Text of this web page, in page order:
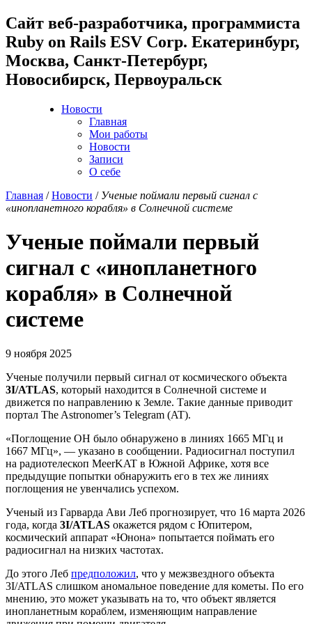
Cайт веб-разработчика, программиста
Ruby on Rails ESV Corp. Екатеринбург,
Москва, Санкт-Петербург,
Новосибирск, Первоуральск
Новости
Главная
Мои работы
Новости
Записи
О себе
Главная /Новости / Ученые поймали первый сигнал с
«инопланетного корабля» в Солнечной системе
Ученые поймали первый
сигнал с «инопланетного
корабля» в Солнечной
системе
9 ноября 2025
Ученые получили первый сигнал от космического объекта
3I/ATLAS, который находится в Солнечной системе и
движется по направлению к Земле. Такие данные приводит
портал The Astronomer’s Telegram (AT).
«Поглощение ОН было обнаружено в линиях 1665 МГц и
1667 МГц», — указано в сообщении. Радиосигнал поступил
на радиотелескоп MeerKAT в Южной Африке, хотя все
предыдущие попытки обнаружить его в тех же линиях
поглощения не увенчались успехом.
Ученый из Гарварда Ави Леб прогнозирует, что 16 марта 2026
года, когда 3I/ATLAS окажется рядом с Юпитером,
космический аппарат «Юнона» попытается поймать его
радиосигнал на низких частотах.
До этого Леб предположил, что у межзвездного объекта
3I/ATLAS слишком аномальное поведение для кометы. По его
мнению, это может указывать на то, что объект является
инопланетным кораблем, изменяющим направление